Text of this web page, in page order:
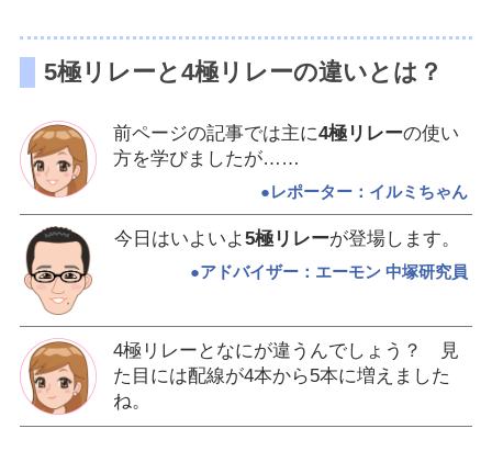
5極リレーと4極リレーの違いとは？
前ページの記事では主に4極リレーの使い
方を学びましたが……
●レポーター：イルミちゃん
今日はいよいよ 5極リレーが登場します。
●アドバイザー：エーモン 中塚研究員
4極リレーとなにが違うんでしょう？ 見
た目には配線が4本から5本に増えました
ね。